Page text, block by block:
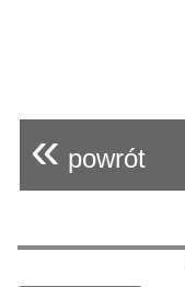
« powrót